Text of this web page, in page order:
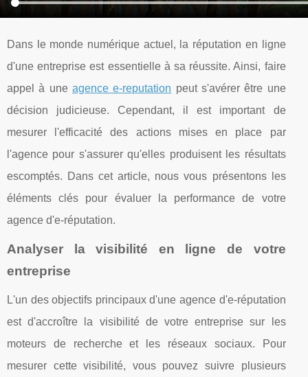
Dans le monde numérique actuel, la réputation en ligne
d'une entreprise est essentielle à sa réussite. Ainsi, faire
appel à une agence e-reputation peut s'avérer être une
décision judicieuse. Cependant, il est important de
mesurer l'efficacité des actions mises en place par
l'agence pour s'assurer qu'elles produisent les résultats
escomptés. Dans cet article, nous vous présentons les
éléments clés pour évaluer la performance de votre
agence d'e-réputation.
Analyser la visibilité en ligne de votre
entreprise
L'un des objectifs principaux d'une agence d'e-réputation
est d'accroître la visibilité de votre entreprise sur les
moteurs de recherche et les réseaux sociaux. Pour
mesurer cette visibilité, vous pouvez suivre plusieurs